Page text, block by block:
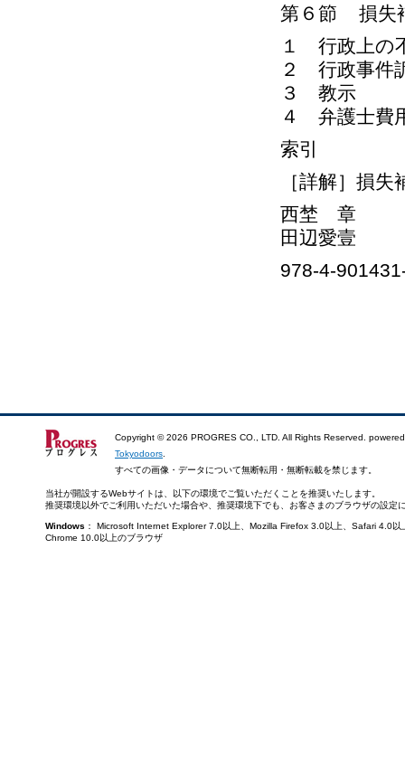
第６節 損失
１ 行政上の
２ 行政事件
３ 教示
４ 弁護士費
索引
［詳解］損
西埜 章
田辺愛壹
978-4-
Copyright ©2026 PROGRES CO., LTD. All Rights Reserved.
Tokyodoors
すべての画像・データについて無断転用・無断転載を禁じます。
当社が開設するWebサイトは、以下の環境でご覧いただくことを推奨いたします。
推奨環境以外でご利用いただいた場合や、推奨環境下でも、お客さまのブラウザの設
Windows ： Microsoft Internet Explorer 7.0以上、Mozilla Firefox 3.0以上、Safari
Chrome 10.0以上のブラウザ